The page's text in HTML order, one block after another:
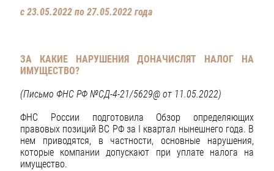
с 23.05.2022 по 27.05.2022 года
ЗА КАКИЕ НАРУШЕНИЯ ДОНАЧИСЛЯТ НАЛОГ НА
ИМУЩЕСТВО?
(Письмо ФНС РФ №СД-4-21/5629@ от 11.05.2022)
ФНС России подготовила Обзор определяющих
правовых позиций ВС РФ за I квартал нынешнего года. В
нем приводятся, в частности, основные нарушения,
которые компании допускают при уплате налога на
имущество.